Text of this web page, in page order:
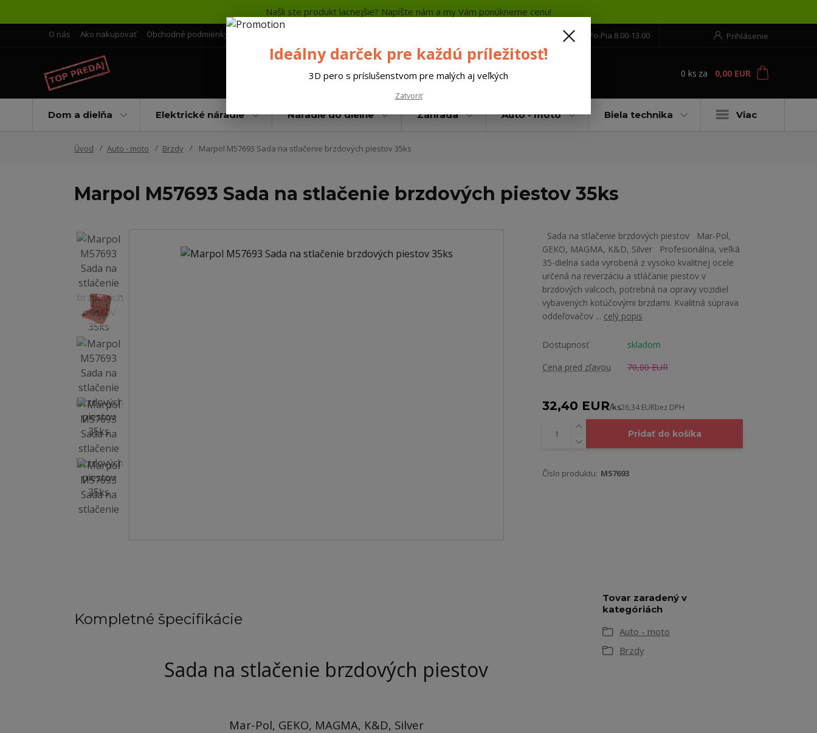
Našli ste produkt lacnejšie? Napíšte nám a my Vám ponúkneme cenu!
O nás Ako nakupovať Obchodné podmienky Prihlásenie
+421 552 304 860 Po-Pia 8.00-13.00
0 ks za 0,00 EUR
Dom a dielňa Elektrické náradie Náradie do dielne Záhrada Auto - moto Biela technika Viac
Úvod Auto - moto Brzdy Marpol M57693 Sada na stlačenie brzdových piestov 35ks
Marpol M57693 Sada na stlačenie brzdových piestov 35ks
Sada na stlačenie brzdových piestov Mar-Pol,
GEKO, MAGMA, K&D, Silver Profesionálna, veľká
35-dielna sada vyrobená z vysoko kvalitnej ocele
určená na reverzáciu a stláčanie piestov v
brzdových valcoch, potrebná na opravy vozidiel
vybavených kotúčovými brzdami. Kvalitná súprava
oddeľovačov ... celý popis
Dostupnosť
skladom
Cena pred zľavou
70,00 EUR
32,40 EUR/ks26,34 EURbez DPH
Pridať do košíka
Číslo produktu: M57693
Kompletné špecifikácie
Sada na stlačenie brzdových piestov
Mar-Pol, GEKO, MAGMA, K&D, Silver
Tovar zaradený v
kategóriách
Auto - moto
Brzdy
Ideálny darček pre každú príležitosť!
3D pero s príslušenstvom pre malých aj veľkých
Zatvoriť